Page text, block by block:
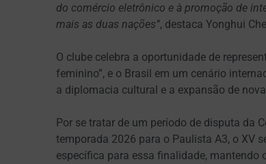
do comércio eletrônico e à promoção de
mais as duas nações”, destaca Yonghui
O clube celebra a oportunidade de
feminino”, e o Brasil em um cenário
a diplomacia cultural e a expansão de
Por se tratar de um período de disputa da
temporada 2026 para o Paulista A3, o XV
específica para essa finalidade, mantendo